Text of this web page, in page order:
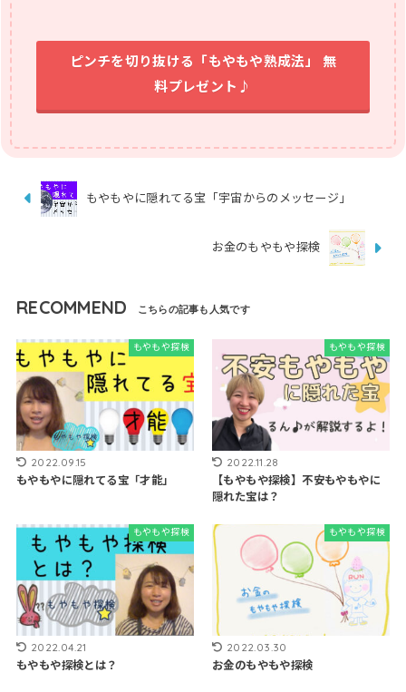
ピンチを切り抜ける「もやもや熟成法」 無
料プレゼント♪
もやもやに隠れてる宝「宇宙からのメッセージ」
お金のもやもや探検
RECOMMEND
もやもや探検
2022.09.15
もやもやに隠れてる宝「才能」
もやもや探検
2022.11.28
【もやもや探検】不安もやもやに
隠れた宝は？
もやもや探検
2022.04.21
もやもや探検とは？
もやもや探検
2022.03.30
お金のもやもや探検